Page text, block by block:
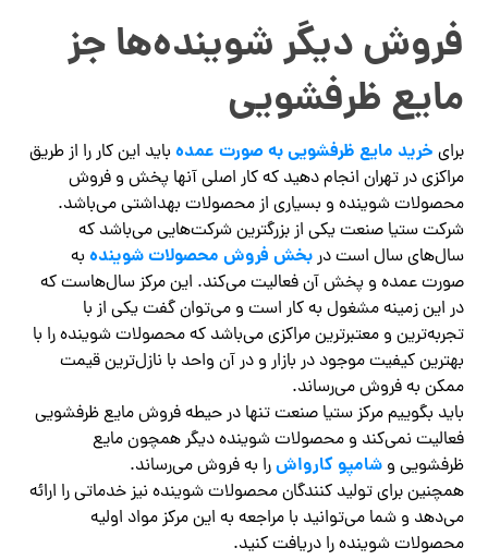
فروش دیگر شوینده‌ها جز
مایع ظرفشویی
برای خرید مایع ظرفشویی به صورت عمده باید این کار را از طریق
مراکزی در تهران انجام دهید که کار اصلی آنها پخش و فروش
محصولات شوینده و بسیاری از محصولات بهداشتی می‌باشد.
شرکت ستیا صنعت یکی از بزرگترین شرکت‌هایی می‌باشد که
سال‌های سال است دربخش فروش محصولات شوینده به
صورت عمده و پخش آن فعالیت می‌کند. این مرکز سال‌هاست که
در این زمینه مشغول به کار است و می‌توان گفت یکی از با
تجربه‌ترین و معتبرترین مراکزی می‌باشد که محصولات شوینده را با
بهترین کیفیت موجود در بازار و در آن واحد با نازل‌ترین قیمت
ممکن به فروش می‌رساند.
باید بگوییم مرکز ستیا صنعت تنها در حیطه فروش مایع ظرفشویی
فعالیت نمی‌کند و محصولات شوینده دیگر همچون مایع
ظرفشویی وشامپو کارواشرا به فروش می‌رساند.
همچنین برای تولید کنندگان محصولات شوینده نیز خدماتی را ارائه
می‌دهد و شما می‌توانید با مراجعه به این مرکز مواد اولیه
محصولات شوینده را دریافت کنید.